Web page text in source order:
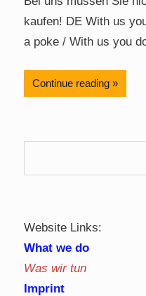
kaufen! DE With us
a poke / With us you
Continue reading
Website Links:
What we do
Was wir tun
Imprint